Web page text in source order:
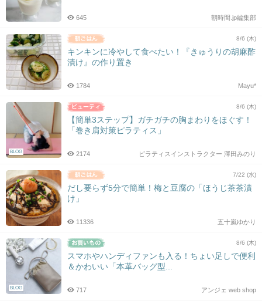
朝時間.jp編集部
645
8/6 (木)
キンキンに冷やして食べたい！『きゅうりの胡麻酢
漬け』の作り置き
Mayu*
1784
BLOG
8/6 (木)
【簡単3ステップ】ガチガチの胸まわりをほぐす！
「巻き肩対策ピラティス」
ピラティスインストラクター 澤田みのり
2174
7/22 (水)
だし要らず5分で簡単！梅と豆腐の「ほうじ茶茶漬
け」
五十嵐ゆかり
11336
BLOG
8/6 (木)
スマホやハンディファンも入る！ちょい足しで便利
＆かわいい「本革バッグ型...
アンジェ web shop
717